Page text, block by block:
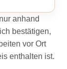
anhand
bestätigen,
vor Ort
enthalten ist.